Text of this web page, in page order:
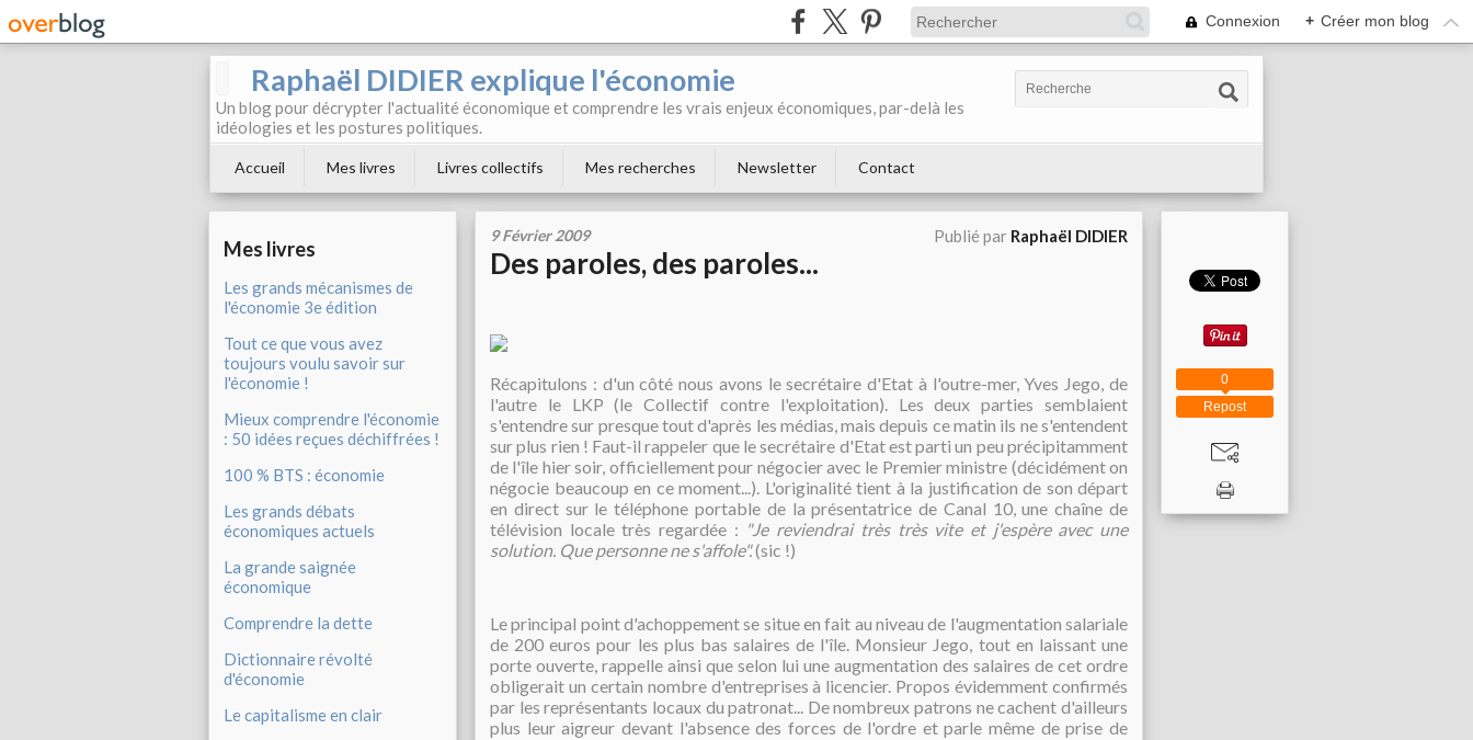
Connexion + Créer mon blog
Raphaël DIDIER explique l'économie
Un blog pour décrypter l'actualité économique et comprendre les vrais enjeux économiques, par-delà les
idéologies et les postures politiques.
Accueil Mes livres Livres collectifs Mes recherches Newsletter Contact
Mes livres
Les grands mécanismes de
l'économie 3e édition
Tout ce que vous avez
toujours voulu savoir sur
l'économie !
Mieux comprendre l'économie
: 50 idées reçues déchiffrées !
100 % BTS : économie
Les grands débats
économiques actuels
La grande saignée
économique
Comprendre la dette
Dictionnaire révolté
d'économie
Le capitalisme en clair
9 Février 2009 Publié par Raphaël DIDIER
Des paroles, des paroles...
Récapitulons : d'un côté nous avons le secrétaire d'Etat à l'outre-mer, Yves Jego, de
l'autre le LKP (le Collectif contre l'exploitation). Les deux parties semblaient
s'entendre sur presque tout d'après les médias, mais depuis ce matin ils ne s'entendent
sur plus rien ! Faut-il rappeler que le secrétaire d'Etat est parti un peu précipitamment
de l'île hier soir, officiellement pour négocier avec le Premier ministre (décidément on
négocie beaucoup en ce moment...). L'originalité tient à la justification de son départ
en direct sur le téléphone portable de la présentatrice de Canal 10, une chaîne de
télévision locale très regardée : "Je reviendrai très très vite et j'espère avec une
solution. Que personne ne s'affole".(sic !)
Le principal point d'achoppement se situe en fait au niveau de l'augmentation salariale
de 200 euros pour les plus bas salaires de l'île. Monsieur Jego, tout en laissant une
porte ouverte, rappelle ainsi que selon lui une augmentation des salaires de cet ordre
obligerait un certain nombre d'entreprises à licencier. Propos évidemment confirmés
par les représentants locaux du patronat... De nombreux patrons ne cachent d'ailleurs
plus leur aigreur devant l'absence des forces de l'ordre et parle même de prise de
Repost
0